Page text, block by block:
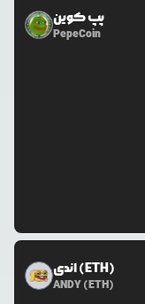
پپ کوین
PepeCoin
اندی (ETH)
ANDY (ETH)